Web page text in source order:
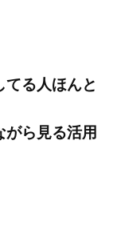
てる人ほんと
がら見る活用